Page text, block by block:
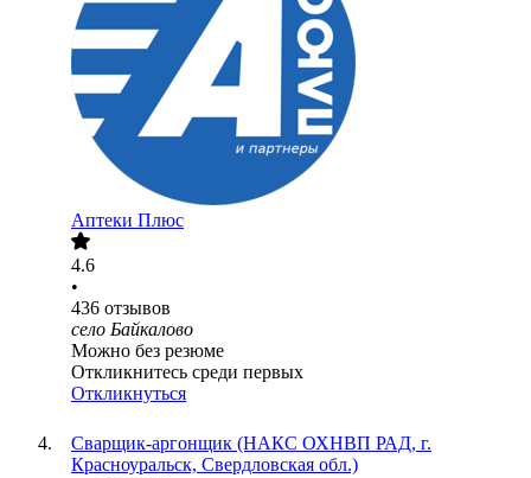
Аптеки Плюс
4.6
•
436 отзывов
село Байкалово
Можно без резюме
Откликнитесь среди первых
Откликнуться
Сварщик-аргонщик (НАКС ОХНВП РАД, г.
Красноуральск, Свердловская обл.)